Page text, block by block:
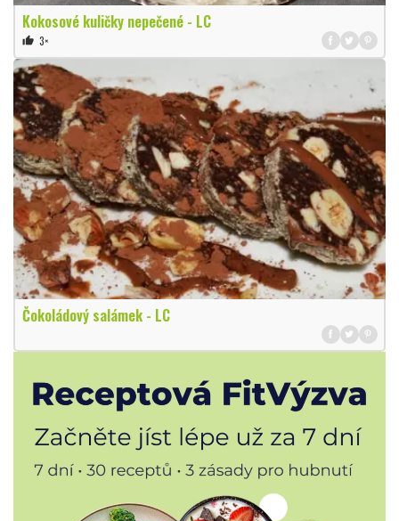
Kokosové kuličky nepečené - LC
thumb_up 3×
Čokoládový salámek - LC